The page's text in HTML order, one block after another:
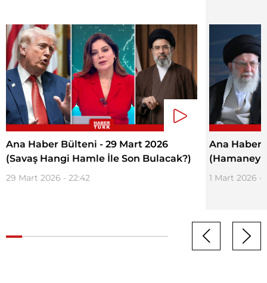
Ana Haber Bülteni - 29 Mart 2026
(Savaş Hangi Hamle İle Son Bulacak?)
29 Mart 2026 - 22:42
Ana Haber
1 Mart 2026 -